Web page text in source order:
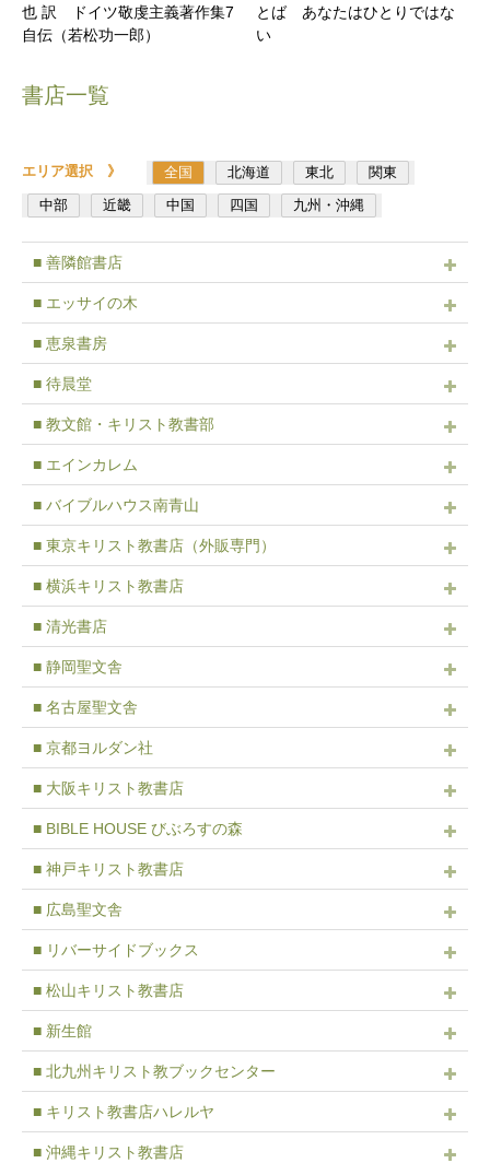
也 訳 ドイツ敬虔主義著作集7
自伝（若松功一郎）
とば あなたはひとりではな
い
書店一覧
エリア選択 》 全国 北海道 東北
関東
中部
近畿 中国 四国 九州・沖縄
■ 善隣館書店
■ エッサイの木
■ 恵泉書房
■ 待晨堂
■ 教文館・キリスト教書部
■ エインカレム
■ バイブルハウス南青山
■ 東京キリスト教書店（外販専門）
■ 横浜キリスト教書店
■ 清光書店
■ 静岡聖文舎
■ 名古屋聖文舎
■ 京都ヨルダン社
■ 大阪キリスト教書店
■ BIBLE HOUSE びぶろすの森
■ 神戸キリスト教書店
■ 広島聖文舎
■ リバーサイドブックス
■ 松山キリスト教書店
■ 新生館
■ 北九州キリスト教ブックセンター
■ キリスト教書店ハレルヤ
■ 沖縄キリスト教書店